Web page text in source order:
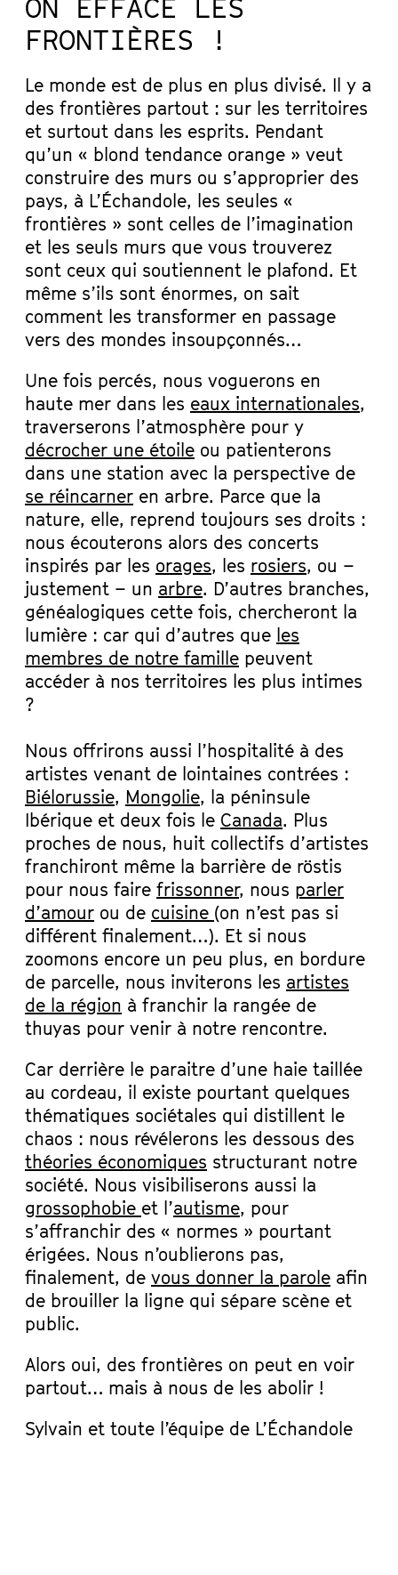
ON EFFACE LES
FRONTIÈRES !
Le monde est de plus en plus divisé. Il y a
des frontières partout : sur les territoires
et surtout dans les esprits. Pendant
qu’un « blond tendance orange » veut
construire des murs ou s’approprier des
pays, à L’Échandole, les seules «
frontières » sont celles de l’imagination
et les seuls murs que vous trouverez
sont ceux qui soutiennent le plafond. Et
même s’ils sont énormes, on sait
comment les transformer en passage
vers des mondes insoupçonnés…
Une fois percés, nous voguerons en
haute mer dans les eaux internationales,
traverserons l’atmosphère pour y
décrocher une étoile ou patienterons
dans une station avec la perspective de
se réincarner en arbre. Parce que la
nature, elle, reprend toujours ses droits :
nous écouterons alors des concerts
inspirés par les orages, les rosiers, ou –
justement – un arbre. D’autres branches,
généalogiques cette fois, chercheront la
lumière : car qui d’autres que les
membres de notre famille peuvent
accéder à nos territoires les plus intimes
?
Nous offrirons aussi l’hospitalité à des
artistes venant de lointaines contrées :
Biélorussie, Mongolie, la péninsule
Ibérique et deux fois le Canada. Plus
proches de nous, huit collectifs d’artistes
franchiront même la barrière de röstis
pour nous faire frissonner, nous parler
d’amour ou de cuisine (on n’est pas si
différent finalement…). Et si nous
zoomons encore un peu plus, en bordure
de parcelle, nous inviterons les artistes
de la région à franchir la rangée de
thuyas pour venir à notre rencontre.
Car derrière le paraitre d’une haie taillée
au cordeau, il existe pourtant quelques
thématiques sociétales qui distillent le
chaos : nous révélerons les dessous des
théories économiques structurant notre
société. Nous visibiliserons aussi la
grossophobie et l’autisme, pour
s’affranchir des « normes » pourtant
érigées. Nous n’oublierons pas,
finalement, de vous donner la parole afin
de brouiller la ligne qui sépare scène et
public.
Alors oui, des frontières on peut en voir
partout… mais à nous de les abolir !
Sylvain et toute l’équipe de L’Échandole